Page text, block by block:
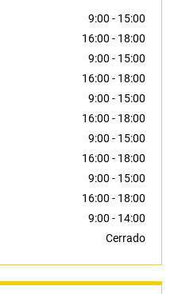
9:00 - 15:00
16:00 - 18:00
9:00 - 15:00
16:00 - 18:00
9:00 - 15:00
16:00 - 18:00
9:00 - 15:00
16:00 - 18:00
9:00 - 15:00
16:00 - 18:00
9:00 - 14:00
Cerrado